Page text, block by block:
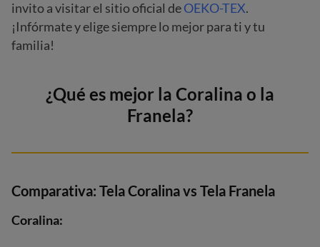
invito a visitar el sitio oficial deOEKO-TEX.
¡Infórmate y elige siempre lo mejor para ti y tu
familia!
¿Qué es mejor la Coralina o la
Franela?
Comparativa: Tela Coralina vs Tela Franela
Coralina: